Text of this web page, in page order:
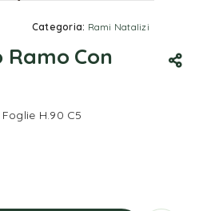
Categoria: Rami Natalizi
Ramo Con
H.90 C5